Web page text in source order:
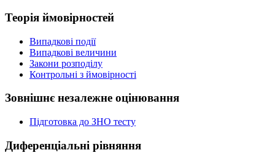
Теорія ймовірностей
Випадкові події
Випадкові величини
Закони розподілу
Контрольні з ймовірності
Зовнішнє незалежне оцінювання
Підготовка до ЗНО тесту
Диференціальні рівняння